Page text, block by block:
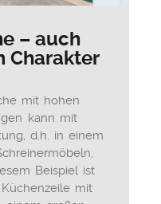
– auch
Charakter
mit hohen
kann mit
d.h. in einem
Beispiel ist
mit